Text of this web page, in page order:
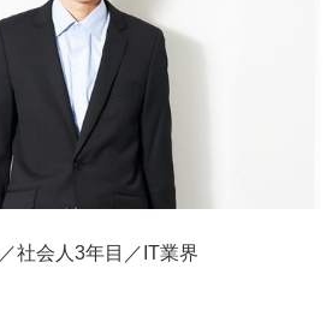
社会人3年目／IT業界